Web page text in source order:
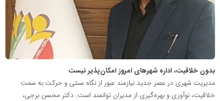
بدون خلاقیت، اداره شهرهای امروز امکان‌پذیر نیست
مدیریت شهری در عصر جدید نیازمند عبور از نگاه سنتی و حرکت به سمت
خلاقیت، نوآوری و بهره‌گیری از مدیران توانمند است. دکتر محسن برجی،